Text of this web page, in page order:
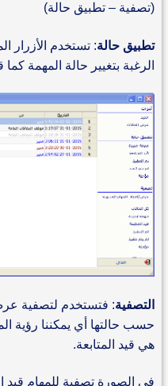
(تصفية – تطبيق حالة)
تطبيق حالة: تستخدم الأزرار
الرغبة بتغيير حالة المهمة
التصفية: فتستخدم لتصفية
حسب حالتها أي يمكننا رؤية
هي قيد المتابعة.
في الصورة تصفية للمهام قيد